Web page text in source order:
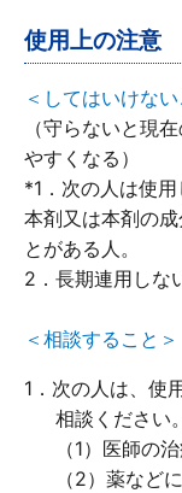
当製品は使
商
商品
使用上の注意
＜してはいけない
（守らないと現
やすくなる）
*1．次の人は使用
本剤又は本剤の
とがある人。
2．長期連用しな
＜相談すること＞
1．次の人は、使
相談ください。
（1）医師の
（2）薬など